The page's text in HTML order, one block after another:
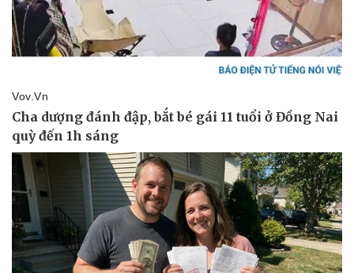
Thể thao
Bóng đá
Lịch thi đấu bóng đá
Thế giới thể thao
eSports
Hậu trường
Ô tô - Xe máy
Ô tô
Xe máy
Tư vấn